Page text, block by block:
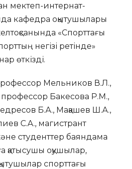
мектеп-интернат-
кафедра оқытушылары
«Спорттағы
негізі ретінде»
өткізді.
Мельников В.Л.,
Бакесова Р.М.,
Б.А., Мақашев Ш.А.,
С.А., магистрант
студенттер баяндама
қатысушы оқушылар,
спорттағы